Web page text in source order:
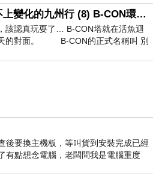
計畫趕不上變化的九州行 (8) B-CON環球塔
該認真玩耍了… B-CON塔就在活魚迴
的對面。 B-CON的正式名稱叫 別
後要換主機板，等叫貨到安裝完成已經
有點想念電腦，老闆問我是電腦重度